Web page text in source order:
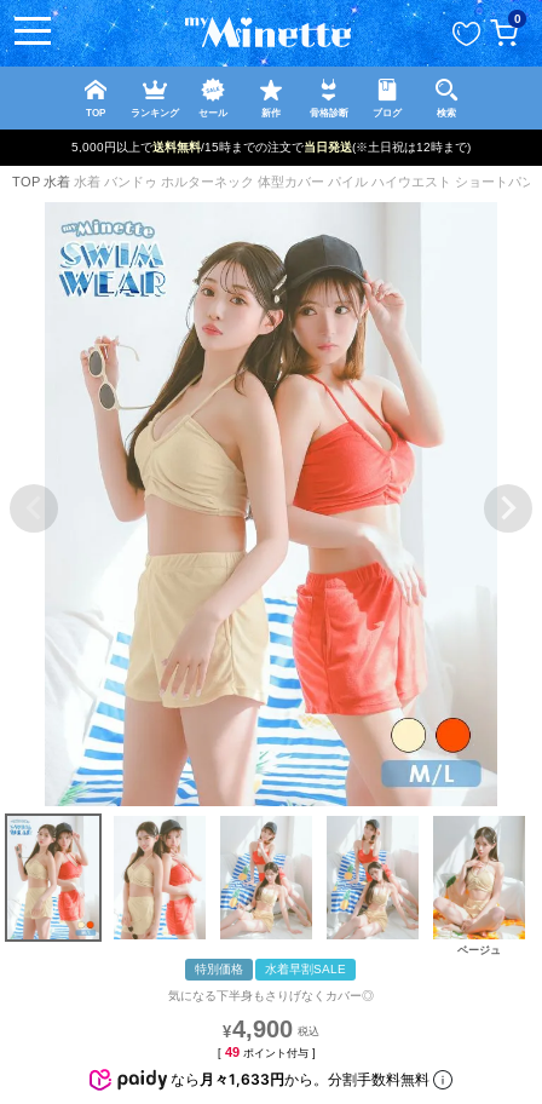
0
TOP ランキング セール 新作 骨格診断 ブログ 検索
5,000円以上で送料無料/15時までの注文で当日発送(※土日祝は12時まで)
TOP 水着 水着 バンドゥ ホルターネック 体型カバー パイル ハイウエスト ショートパ
ベージュ
特別価格
水着早割SALE
気になる下半身もさりげなくカバー◎
¥4,900
[ 49 ポイント付与 ]
なら 月々1,633円から。分割手数料無料
ペー
ジト
ップ